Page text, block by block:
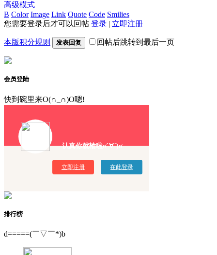
高级模式
B Color Image Link Quote Code Smilies
您需要登录后才可以回帖 登录 | 立即注册
本版积分规则 发表回复 回帖后跳转到最后一页
会员登陆
快到碗里来O(∩_∩)O嗯!
认真你就输啦σ`∀´)σ
立即注册 在此登录
排行榜
d=====(￣▽￣*)b